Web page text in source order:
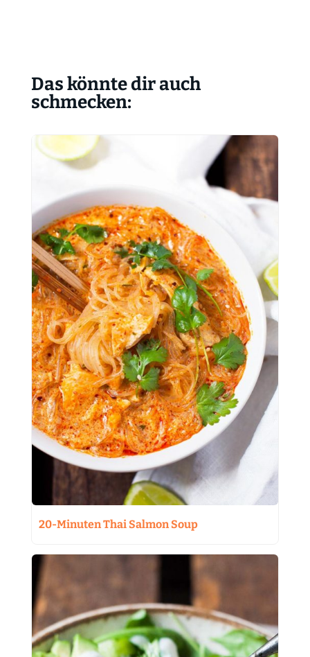
Das könnte dir auch
schmecken:
20-Minuten Thai Salmon Soup